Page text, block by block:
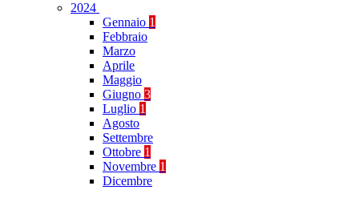
2024
Gennaio 1
Febbraio
Marzo
Aprile
Maggio
Giugno 3
Luglio 1
Agosto
Settembre
Ottobre 1
Novembre 1
Dicembre